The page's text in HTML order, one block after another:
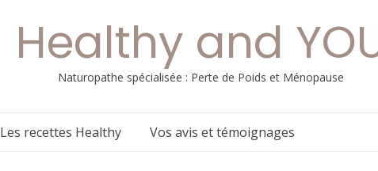
Healthy and
Naturopathe spécialisée : Perte de Poids et Ménopause
Les recettes Healthy Vos avis et témoignages